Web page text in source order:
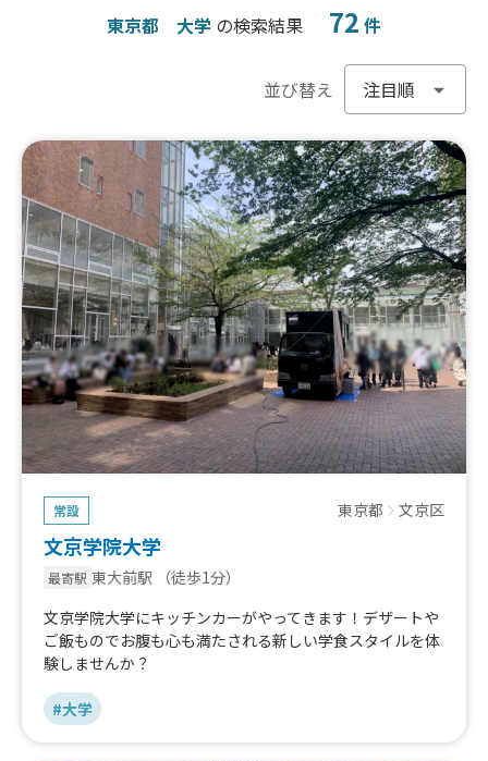
東京都 大学 の検索結果 72 件
並び替え
常設 東京都 文京区
文京学院大学
最寄駅 東大前駅
（徒歩1分）
文京学院大学にキッチンカーがやってきます！デザートや
ご飯ものでお腹も心も満たされる新しい学食スタイルを体
験しませんか？
#大学